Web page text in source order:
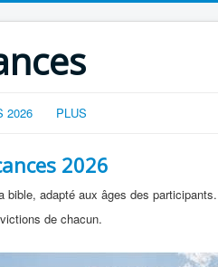
2026 PLUS
2026
bible, adapté aux âges des participants.
de chacun.